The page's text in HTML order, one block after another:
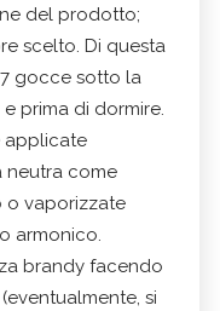
del prodotto;
scelto. Di questa
gocce sotto la
prima di dormire.
applicate
neutra come
o vaporizzate
armonico.
brandy facendo
si